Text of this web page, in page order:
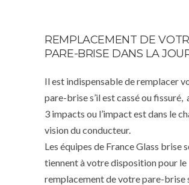
REMPLACEMENT DE
PARE-BRISE DANS LA
Il est indispensable de remplacer
pare-brise s’il est cassé ou fissuré,
3 impacts ou l’impact est dans le
vision du conducteur.
Les équipes de France Glass brise
tiennent à votre disposition pour le
remplacement de votre pare-brise